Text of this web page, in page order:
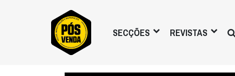
SECÇÕES REVISTAS